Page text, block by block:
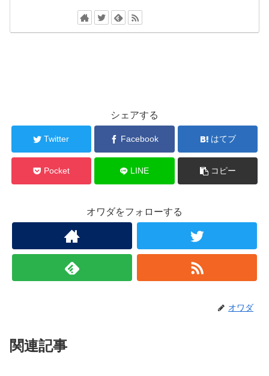
シェアする
Twitter Facebook はてブ
Pocket LINE コピー
オワダをフォローする
オワダ
関連記事